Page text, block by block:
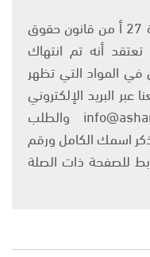
يتم الاستخدام المواد وفقًا للمادة 27 أ من قانون حقوق
وإن كنت تعتقد أنه تم انتهاك
المواد التي تظهر
البريد الإلكتروني
على العنوان التالي: info@ashams.com والطلب
اسمك الكامل ورقم
للصفحة ذات الصلة